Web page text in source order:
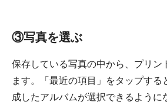
③写真を選ぶ
保存している写真の中から、プリン
ます。「最近の項目」をタップす
成したアルバムが選択できるように